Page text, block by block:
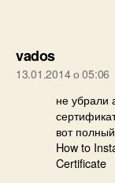
vadosговорить:
13.01.2014 о 05:06
не убрали
вот
How to
Certificate